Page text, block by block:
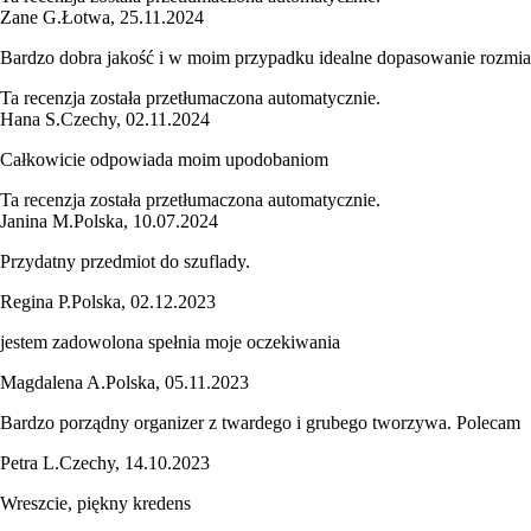
Zane G.Łotwa, 25.11.2024
Bardzo dobra jakość i w moim przypadku idealne dopasowanie
Ta recenzja została przetłumaczona automatycznie.
Hana S.Czechy, 02.11.2024
Całkowicie odpowiada moim upodobaniom
Ta recenzja została przetłumaczona automatycznie.
Janina M.Polska, 10.07.2024
Przydatny przedmiot do szuflady.
Regina P.Polska, 02.12.2023
jestem zadowolona spełnia moje oczekiwania
Magdalena A.Polska, 05.11.2023
Bardzo porządny organizer z twardego i grubego tworzywa. Polecam
Petra L.Czechy, 14.10.2023
Wreszcie, piękny kredens